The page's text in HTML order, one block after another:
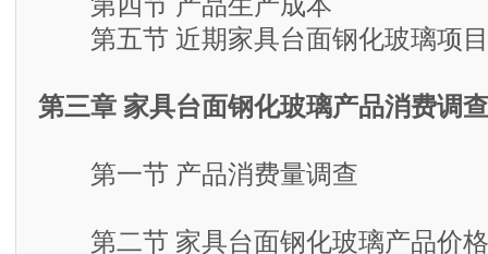
第五节 近期家具台面钢化玻璃项目
第三章 家具台面钢化玻璃产品消费调查
第一节 产品消费量调查
第二节 家具台面钢化玻璃产品价